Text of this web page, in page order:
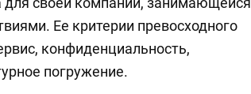
Ее критерии превосходного
конфиденциальность,
погружение.